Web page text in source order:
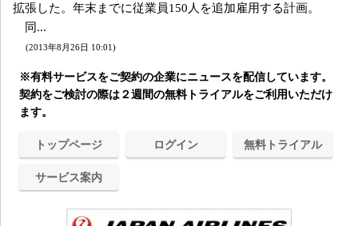
拡張した。年末までに従業員150人を追加雇用する計画。
同...
(2013年8月26日 10:01)
※有料サービスをご契約の企業にニュースを配信しています。
契約をご検討の際は２週間の無料トライアルをご利用いただけ
ます。
トップページ ログイン 無料トライアル
サービス案内